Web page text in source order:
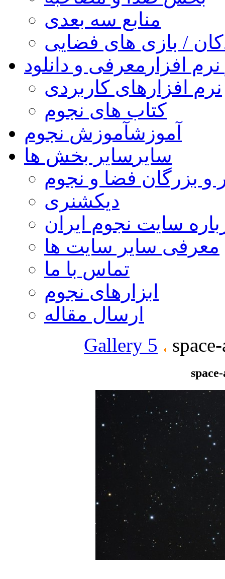
منابع سه بعدی
/ بازی های فضایی
افزار معرفی و دانلود
نرم افزارهای کاربردی
کتاب های نجوم
آموزشآموزش نجوم
سایر سایر بخش ها
و بزرگان فضا و نجوم
دیکشنری
سایت نجوم ایران
معرفی سایر سایت ها
تماس با ما
ابزارهای نجوم
ارسال مقاله
Gallery 5